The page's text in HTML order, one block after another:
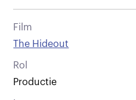
Film
The Hideout
Rol
Productie